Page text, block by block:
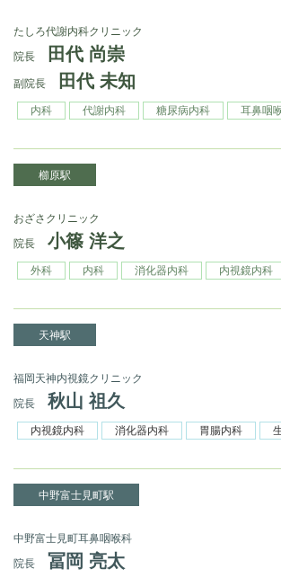
たしろ代謝内科クリニック
院長
田代 尚崇
副院長 田代 未知
内科 代謝内科 糖尿病内科 耳鼻咽
櫛原駅
おざさクリニック
院長
小篠 洋之
外科 内科 消化器内科 内視鏡内科
天神駅
福岡天神内視鏡クリニック
院長
秋山 祖久
内視鏡内科 消化器内科 胃腸内科
中野富士見町駅
中野富士見町耳鼻咽喉科
院長
冨岡 亮太